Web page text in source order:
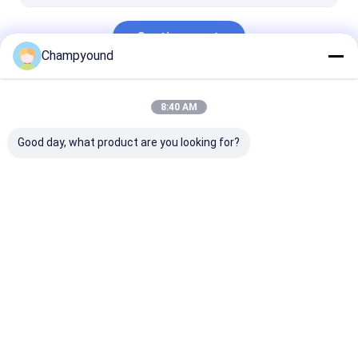
Continuar
Nuestras Categorías
Champyound
8:40 AM
Good day, what product are you looking for?